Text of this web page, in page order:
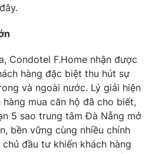
hình Việt Nam
và báo điện tử số 483/GP-BTTTT
Thị Mỹ Hạnh, Phạm Quốc Thắng,
Condotel F.Home nhận được
hàng đặc biệt thu hút sự
và ngoài nước. Lý giải hiện
mua căn hộ đã cho biết,
5 sao trung tâm Đà Nẵng mở
bền vững cùng nhiều chính
đầu tư khiến khách hàng